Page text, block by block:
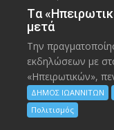
Tα
μετά
Την
εκδηλώσεων με
«Ηπειρωτικών»,
ΔΗΜΟΣ ΙΩΑΝΝΙΤΩΝ
Πολιτισμός